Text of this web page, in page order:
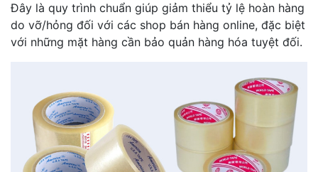
Đây là quy trình chuẩn giúp giảm thiểu tỷ lệ hoàn hàng
do vỡ/hỏng đối với các shop bán hàng online, đặc biệt
với những mặt hàng cần bảo quản hàng hóa tuyệt đối.